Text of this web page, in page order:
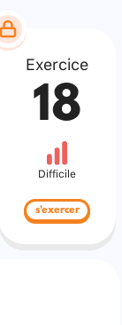
Exercice
18
Difficile
s'exercer